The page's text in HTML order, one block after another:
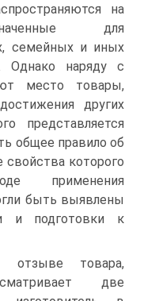
на
для
семейных и иных
Однако наряду с
место товары,
других
представляется
общее правило об
которого
применения
быть выявлены
и подготовки к
отзыве товара,
две